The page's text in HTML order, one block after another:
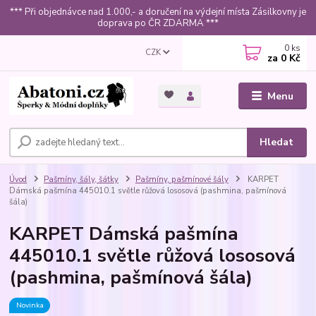
*** Při objednávce nad 1.000,- a doručení na výdejní místa Zásilkovny je
doprava po ČR ZDARMA ***
Menu
CZK
Hledat
0 ks
za 0 Kč
Úvod Pašmíny, šály, šátky Pašmíny, pašmínové šály
KARPET
Dámská pašmína 445010.1 světle růžová lososová (pashmina, pašmínová
šála)
KARPET Dámská pašmína
445010.1 světle růžová lososová
(pashmina, pašmínová šála)
Novinka